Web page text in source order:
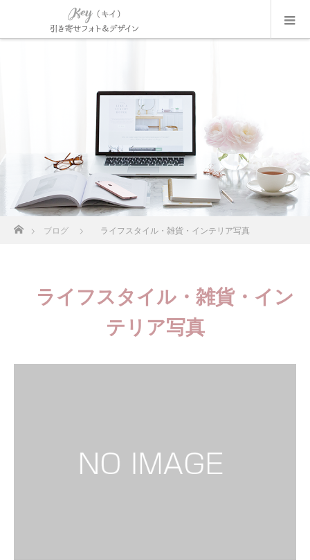
ブログ ライフスタイル・雑貨・インテリア写真
ライフスタイル・雑貨・イン
テリア写真